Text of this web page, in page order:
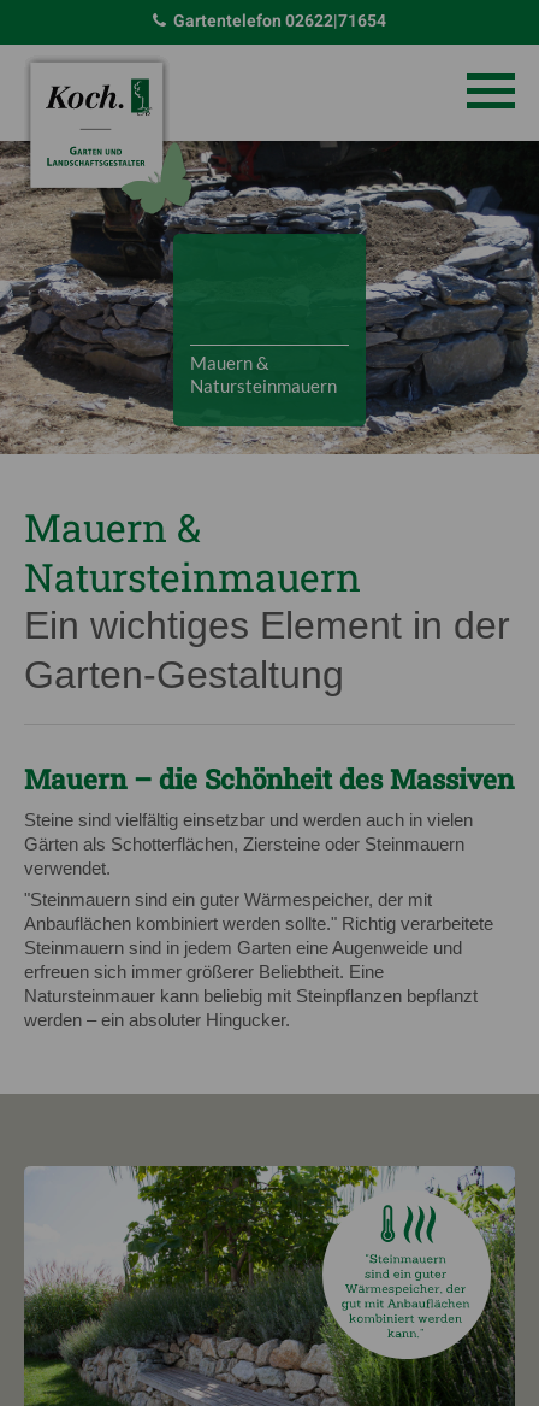
Gartentelefon02622|71654
Mauern &
Natursteinmauern
Mauern &
Natursteinmauern
Ein wichtiges Element in der
Garten-Gestaltung
Mauern – die Schönheit des Massiven
Steine sind vielfältig einsetzbar und werden auch in vielen
Gärten als Schotterflächen, Ziersteine oder Steinmauern
verwendet.
"Steinmauern sind ein guter Wärmespeicher, der mit
Anbauflächen kombiniert werden sollte." Richtig verarbeitete
Steinmauern sind in jedem Garten eine Augenweide und
erfreuen sich immer größerer Beliebtheit. Eine
Natursteinmauer kann beliebig mit Steinpflanzen bepflanzt
werden – ein absoluter Hingucker.